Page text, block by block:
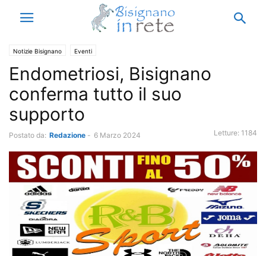
Notizie Bisignano Eventi
Endometriosi, Bisignano
conferma tutto il suo
supporto
Postato da: Redazione - 6 Marzo 2024 Letture: 1184